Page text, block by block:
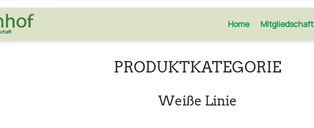
Home Mitgliedschaft
PRODUKT­KATEGORIE
Weiße Linie